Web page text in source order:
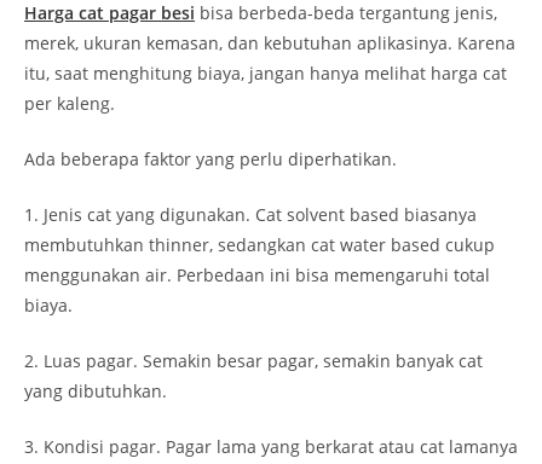
Harga cat pagar besi bisa berbeda-beda tergantung jenis,
merek, ukuran kemasan, dan kebutuhan aplikasinya. Karena
itu, saat menghitung biaya, jangan hanya melihat harga cat
per kaleng.
Ada beberapa faktor yang perlu diperhatikan.
1. Jenis cat yang digunakan. Cat solvent based biasanya
membutuhkan thinner, sedangkan cat water based cukup
menggunakan air. Perbedaan ini bisa memengaruhi total
biaya.
2. Luas pagar. Semakin besar pagar, semakin banyak cat
yang dibutuhkan.
3. Kondisi pagar. Pagar lama yang berkarat atau cat lamanya